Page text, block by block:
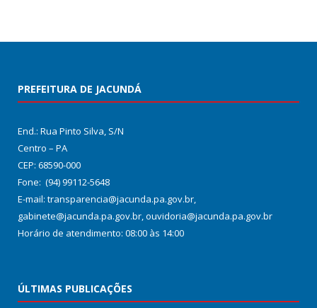
PREFEITURA DE JACUNDÁ
End.: Rua Pinto Silva, S/N
Centro – PA
CEP: 68590-000
Fone: (94) 99112-5648
E-mail: transparencia@jacunda.pa.gov.br,
gabinete@jacunda.pa.gov.br, ouvidoria@jacunda.pa.gov.br
Horário de atendimento: 08:00 às 14:00
ÚLTIMAS PUBLICAÇÕES